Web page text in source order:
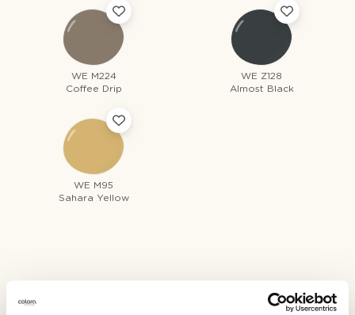
WE M224
Coffee Drip
WE Z128
Almost Black
WE M95
Sahara Yellow